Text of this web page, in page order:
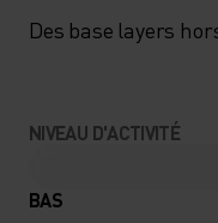
Des base layers
NIVEAU D'ACTIVITÉ
BAS